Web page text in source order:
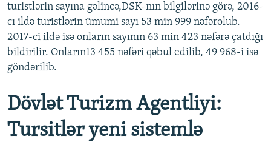
turistlərin sayına gəlincə,DSK-nın bilgilərinə görə, 2016-
cı ildə turistlərin ümumi sayı 53 min 999 nəfərolub.
2017-ci ildə isə onların sayının 63 min 423 nəfərə çatdığı
bildirilir. Onların13 455 nəfəri qəbul edilib, 49 968-i isə
göndərilib.
Dövlət Turizm Agentliyi:
Tursitlər yeni sistemlə